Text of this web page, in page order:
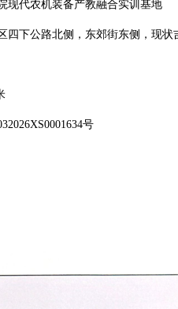
现代农机装备产教融合实训基地
四下公路北侧，东郊街东侧，现状
号